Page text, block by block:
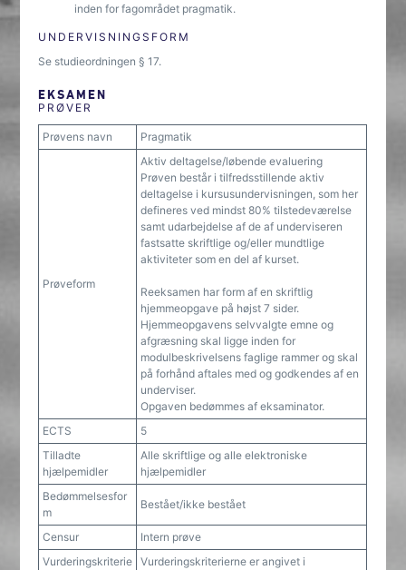
inden for fagområdet pragmatik.
UNDERVISNINGSFORM
Se studieordningen § 17.
EKSAMEN
PRØVER
Prøvens navn Pragmatik
Prøveform
Aktiv deltagelse/løbende evaluering
Prøven består i tilfredsstillende aktiv
deltagelse i kursusundervisningen, som her
defineres ved mindst 80% tilstedeværelse
samt udarbejdelse af de af underviseren
fastsatte skriftlige og/eller mundtlige
aktiviteter som en del af kurset.
Reeksamen har form af en skriftlig
hjemmeopgave på højst 7 sider.
Hjemmeopgavens selvvalgte emne og
afgræsning skal ligge inden for
modulbeskrivelsens faglige rammer og skal
på forhånd aftales med og godkendes af en
underviser.
Opgaven bedømmes af eksaminator.
ECTS
5
Tilladte
hjælpemidler
Alle skriftlige og alle elektroniske
hjælpemidler
Bedømmelsesfor
m
Bestået/ikke bestået
Censur
Intern prøve
Vurderingskriterie
Vurderingskriterierne er angivet i